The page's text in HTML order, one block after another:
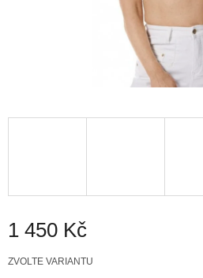
1 450 Kč
Měrná
ZVOLTE VARIANTU